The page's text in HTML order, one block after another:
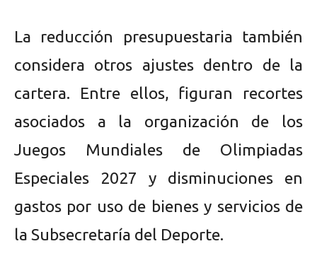
La reducción presupuestaria también
considera otros ajustes dentro de la
cartera. Entre ellos, figuran recortes
asociados a la organización de los
Juegos Mundiales de Olimpiadas
Especiales 2027 y disminuciones en
gastos por uso de bienes y servicios de
la Subsecretaría del Deporte.